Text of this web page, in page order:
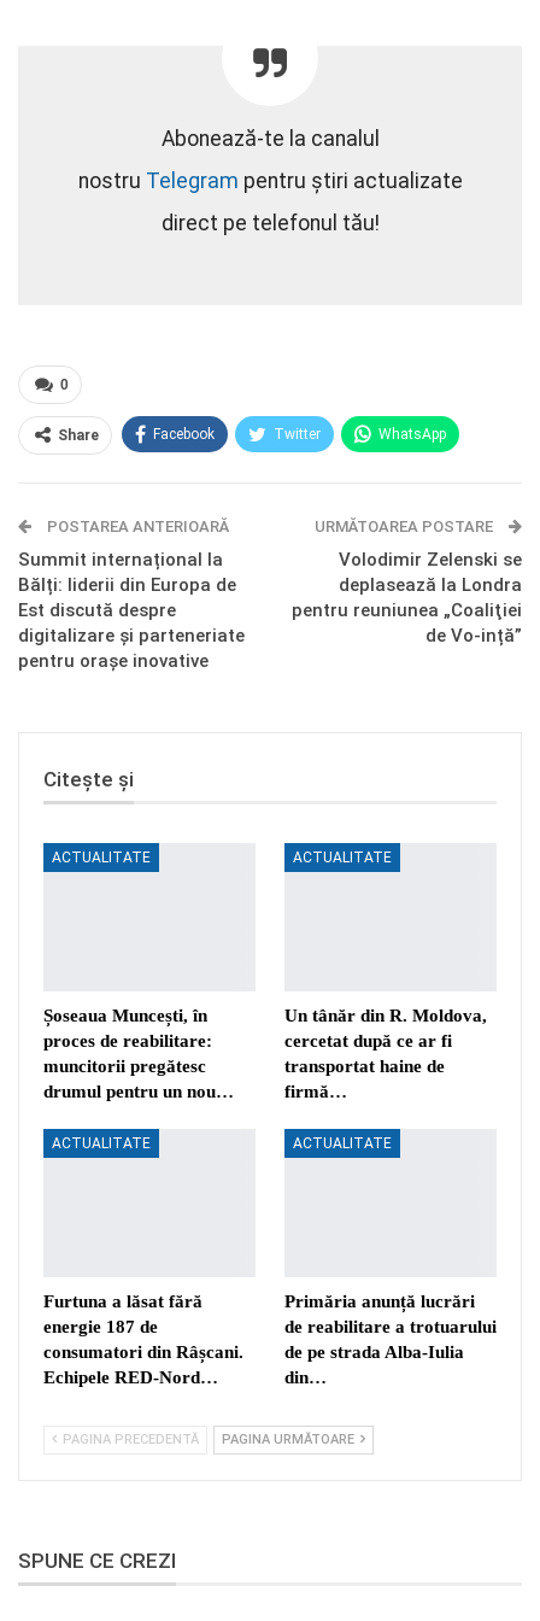
Abonează-te la canalul
nostru Telegram pentru știri actualizate
direct pe telefonul tău!
0
Share Facebook Twitter WhatsApp
Telegram OK.ru
POSTAREA ANTERIOARĂ
Summit internațional la
Bălți: liderii din Europa de
Est discută despre
digitalizare și parteneriate
pentru orașe inovative
URMĂTOAREA POSTARE
Volodimir Zelenski se
deplasează la Londra
pentru reuniunea „Coaliţiei
de Vo-ință”
Citește și
ACTUALITATE
Șoseaua Muncești, în
proces de reabilitare:
muncitorii pregătesc
drumul pentru un nou…
ACTUALITATE
Un tânăr din R. Moldova,
cercetat după ce ar fi
transportat haine de
firmă…
ACTUALITATE
Furtuna a lăsat fără
energie 187 de
consumatori din Râșcani.
Echipele RED-Nord…
ACTUALITATE
Primăria anunță lucrări
de reabilitare a trotuarului
de pe strada Alba-Iulia
din…
PAGINA PRECEDENTĂ PAGINA URMĂTOARE
SPUNE CE CREZI